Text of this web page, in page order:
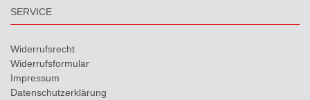
SERVICE
Widerrufs­recht
Widerrufs­formular
Impressum
Daten­schutz­erklärung